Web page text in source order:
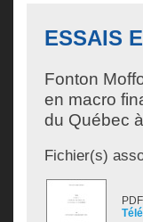
ESSAIS
Fonton
en macro
du Québec
Fichier(s)
PDF